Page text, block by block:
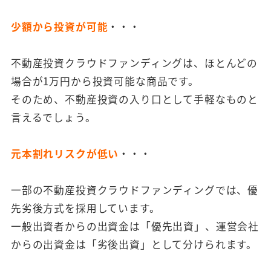
少額から投資が可能 ・・・
不動産投資クラウドファンディングは、ほとんどの
場合が1万円から投資可能な商品です。
そのため、不動産投資の入り口として手軽なものと
言えるでしょう。
元本割れリスクが低い ・・・
一部の不動産投資クラウドファンディングでは、優
先劣後方式を採用しています。
一般出資者からの出資金は「優先出資」、運営会社
からの出資金は「劣後出資」として分けられます。